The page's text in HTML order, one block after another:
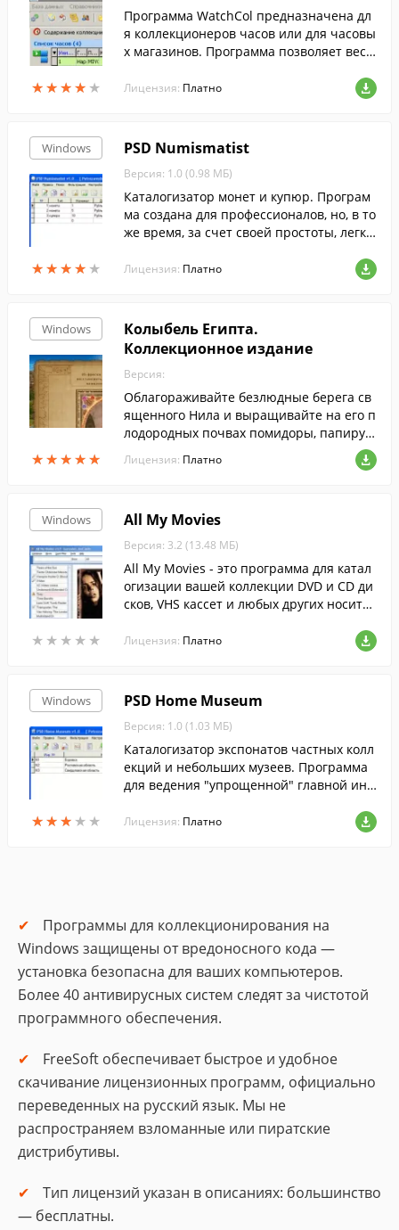
★★★★ ★
★★★★ ★
Программа WatchCol предназначена дл
я коллекционеров часов или для часовы
х магазинов. Программа позволяет вест
механизмов, усложнений, циферблатов
Лицензия: Платно
Windows
★★★★ ★
★★★★ ★
PSD Numismatist
Версия: 1.0 (0.98 МБ)
Каталогизатор монет и купюр. Програм
ма создана для профессионалов, но, в то
же время, за счет своей простоты, легко
ужить хорошим помощником любому.
Лицензия: Платно
Windows
★★★★★
★★★★★
Колыбель Египта.
Коллекционное издание
Версия:
Облагораживайте безлюдные берега св
ященного Нила и выращивайте на его п
лодородных почвах помидоры, папирус
Лицензия: Платно
Windows
★ ★ ★ ★ ★
★ ★ ★ ★ ★
All My Movies
Версия: 3.2 (13.48 МБ)
All My Movies - это программа для катал
огизации вашей коллекции DVD и CD ди
сков, VHS кассет и любых других носител
Лицензия: Платно
Windows
★★★ ★ ★
★★★ ★ ★
PSD Home Museum
Версия: 1.0 (1.03 МБ)
Каталогизатор экспонатов частных колл
екций и небольших музеев. Программа
для ведения "упрощенной" главной инв
Лицензия: Платно
Программы для коллекционирования на
Windows защищены от вредоносного кода —
установка безопасна для ваших компьютеров.
Более 40 антивирусных систем следят за чистотой
программного обеспечения.
FreeSoft обеспечивает быстрое и удобное
скачивание лицензионных программ, официально
переведенных на русский язык. Мы не
распространяем взломанные или пиратские
дистрибутивы.
Тип лицензий указан в описаниях: большинство
— бесплатны.